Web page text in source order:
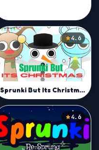
4.6
Sprunki But Its Christmas
4.6